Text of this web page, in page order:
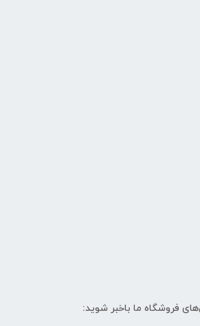
فروشگاه ما باخبر شوید: